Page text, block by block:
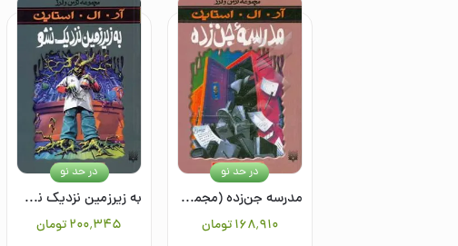
مدرسه جن‌زده (مجموعه ترس و لرز)
۱۶۸٬۹۱۰ تومان
در حد نو
به زیرزمین نزدیک نشو (مجموعه ترس و لرز)
۲۰۰٬۳۴۵تومان
در حد نو